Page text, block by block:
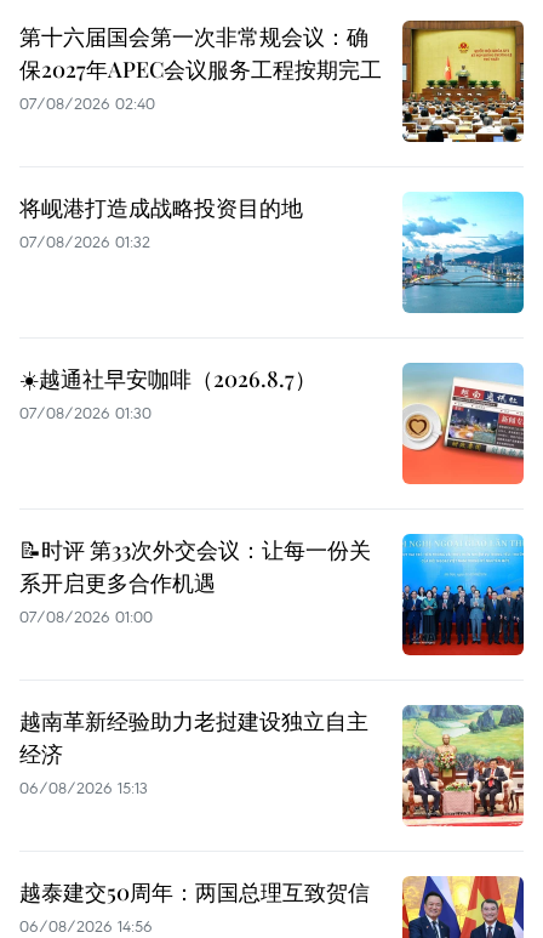
第十六届国会第一次非常规会议：确
保2027年APEC会议服务工程按期完工
07/08/2026 02:40
将岘港打造成战略投资目的地
07/08/2026 01:32
☀️越通社早安咖啡（2026.8.7）
07/08/2026 01:30
📝时评 第33次外交会议：让每一份关
系开启更多合作机遇
07/08/2026 01:00
越南革新经验助力老挝建设独立自主
经济
06/08/2026 15:13
越泰建交50周年：两国总理互致贺信
06/08/2026 14:56